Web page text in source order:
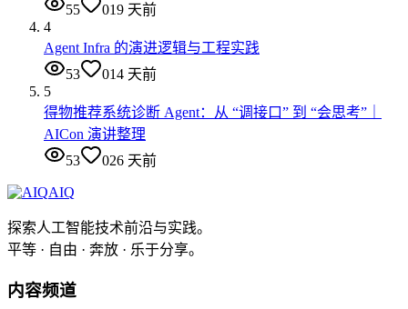
55
019 天前
4
Agent Infra 的演进逻辑与工程实践
53
014 天前
5
得物推荐系统诊断 Agent：从 “调接口” 到 “会思考”｜
AICon 演讲整理
53
026 天前
AIQ
探索人工智能技术前沿与实践。
平等 · 自由 · 奔放 · 乐于分享。
内容频道